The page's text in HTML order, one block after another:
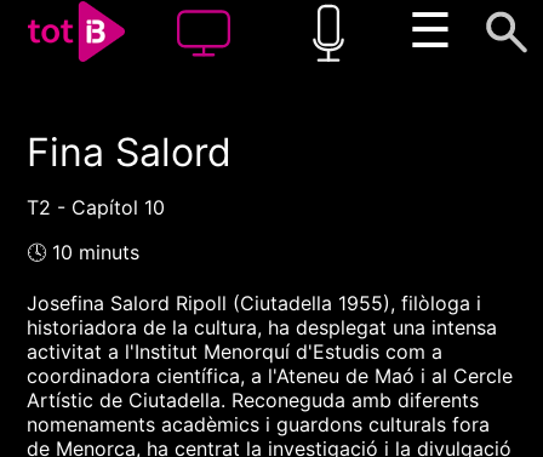
☰
00:00 00:00
Fina Salord
T2 - Capítol 10
🕓 10 minuts
Josefina Salord Ripoll (Ciutadella 1955), filòloga i
historiadora de la cultura, ha desplegat una intensa
activitat a l'Institut Menorquí d'Estudis com a
coordinadora científica, a l'Ateneu de Maó i al Cercle
Artístic de Ciutadella. Reconeguda amb diferents
nomenaments acadèmics i guardons culturals fora
de Menorca, ha centrat la investigació i la divulgació